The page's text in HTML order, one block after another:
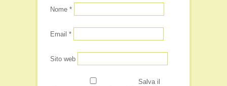
Nome *
Email *
Sito web
Salva il